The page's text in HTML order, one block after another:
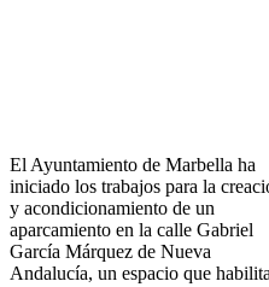
El Ayuntamiento de Marbella ha
iniciado los trabajos para la
y acondicionamiento de un
aparcamiento en la calle Gabriel
García Márquez de Nueva
Andalucía, un espacio que